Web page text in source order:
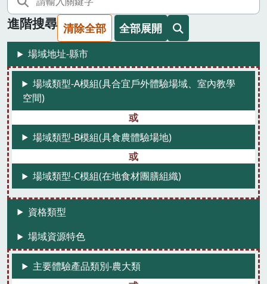
進階搜尋 清除全部 全部展開
場域地址-縣市
場域類型-A模組(具合宜戶外體驗場域、室內教學
空間)
場域類型-B模組(具食農體驗場地)
場域類型-C模組(在地食材團膳組織)
資格類型
場域資源特色
主要體驗產品類別-農大類